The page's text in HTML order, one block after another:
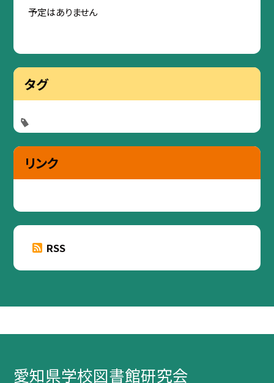
予定はありません
タグ
リンク
RSS
愛知県学校図書館研究会